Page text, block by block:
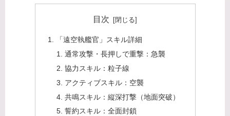
目次
「遠空執艦官」スキル詳細
通常攻撃・長押しで重撃：急襲
協力スキル：粒子線
アクティブスキル：空襲
共鳴スキル：縦深打撃（地面突破）
誓約スキル：全面封鎖